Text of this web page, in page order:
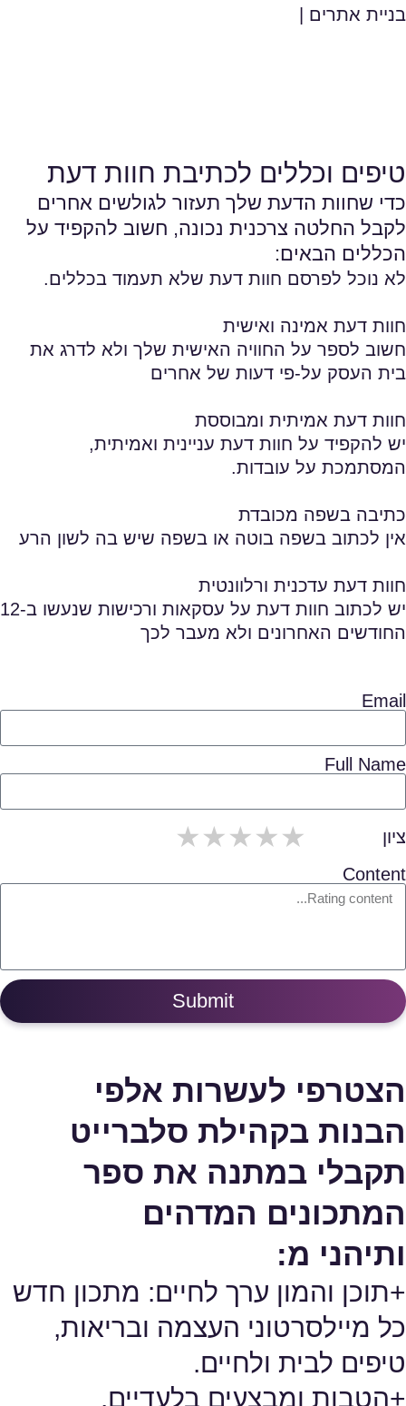
בניית אתרים |
טיפים וכללים לכתיבת חוות דעת
כדי שחוות הדעת שלך תעזור לגולשים אחרים
לקבל החלטה צרכנית נכונה, חשוב להקפיד על
הכללים הבאים:
לא נוכל לפרסם חוות דעת שלא תעמוד בכללים.
חוות דעת אמינה ואישית
חשוב לספר על החוויה האישית שלך ולא לדרג את
בית העסק על-פי דעות של אחרים
חוות דעת אמיתית ומבוססת
יש להקפיד על חוות דעת עניינית ואמיתית,
המסתמכת על עובדות.
כתיבה בשפה מכובדת
אין לכתוב בשפה בוטה או בשפה שיש בה לשון הרע
חוות דעת עדכנית ורלוונטית
יש לכתוב חוות דעת על עסקאות ורכישות שנעשו ב-12
החודשים האחרונים ולא מעבר לכך
Email
Full Name
ציון 1/span>
2/span>
3/span>
4/span>
5/span>
Content
Submit
הצטרפי לעשרות אלפי
הבנות בקהילת סלברייט
תקבלי במתנה את ספר
המתכונים המדהים
ותיהני מ:
+תוכן והמון ערך לחיים: מתכון חדש
כל מיילסרטוני העצמה ובריאות,
טיפים לבית ולחיים.
+הטבות ומבצעים בלעדיים.